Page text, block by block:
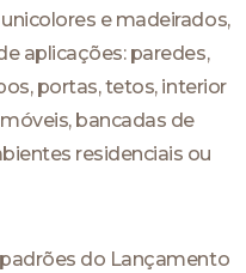
e madeirados,
aplicações: paredes,
portas, tetos, interior
bancadas de
residenciais ou
do Lançamento